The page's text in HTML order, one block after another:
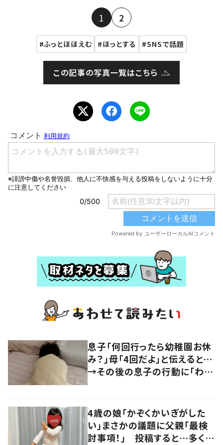
1 2
ふっとほほえむ ほっとする SNSで話題
この記事の写真一覧はこちら
息子「何回行ったら幼稚園お休
み？」母「4回だよ」と伝えると…
→その後の息子の行動に「わか
4歳の娘「かぞくかいぎがした
い」まさかの議題に父親「最検
討事項！」 投稿すると…多くの